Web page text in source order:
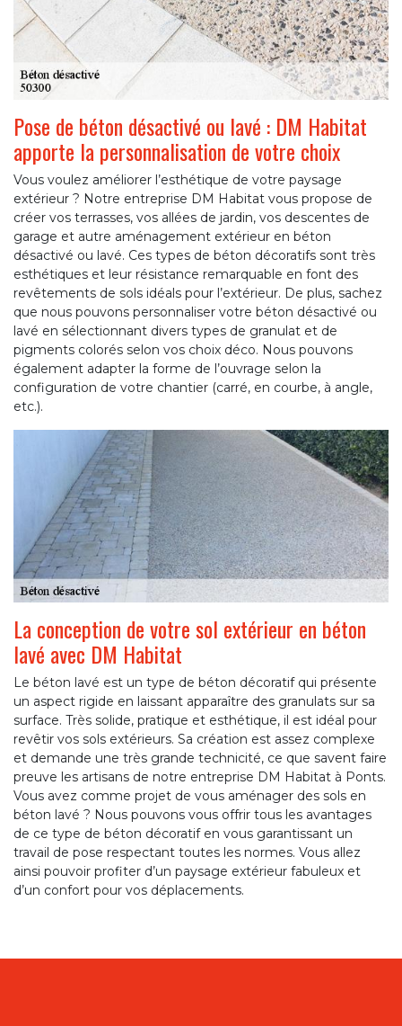
Pose de béton désactivé ou lavé : DM Habitat
apporte la personnalisation de votre choix
Vous voulez améliorer l’esthétique de votre paysage
extérieur ? Notre entreprise DM Habitat vous propose de
créer vos terrasses, vos allées de jardin, vos descentes de
garage et autre aménagement extérieur en béton
désactivé ou lavé. Ces types de béton décoratifs sont très
esthétiques et leur résistance remarquable en font des
revêtements de sols idéals pour l’extérieur. De plus, sachez
que nous pouvons personnaliser votre béton désactivé ou
lavé en sélectionnant divers types de granulat et de
pigments colorés selon vos choix déco. Nous pouvons
également adapter la forme de l’ouvrage selon la
configuration de votre chantier (carré, en courbe, à angle,
etc.).
La conception de votre sol extérieur en béton
lavé avec DM Habitat
Le béton lavé est un type de béton décoratif qui présente
un aspect rigide en laissant apparaître des granulats sur sa
surface. Très solide, pratique et esthétique, il est idéal pour
revêtir vos sols extérieurs. Sa création est assez complexe
et demande une très grande technicité, ce que savent faire
preuve les artisans de notre entreprise DM Habitat à Ponts.
Vous avez comme projet de vous aménager des sols en
béton lavé ? Nous pouvons vous offrir tous les avantages
de ce type de béton décoratif en vous garantissant un
travail de pose respectant toutes les normes. Vous allez
ainsi pouvoir profiter d’un paysage extérieur fabuleux et
d’un confort pour vos déplacements.